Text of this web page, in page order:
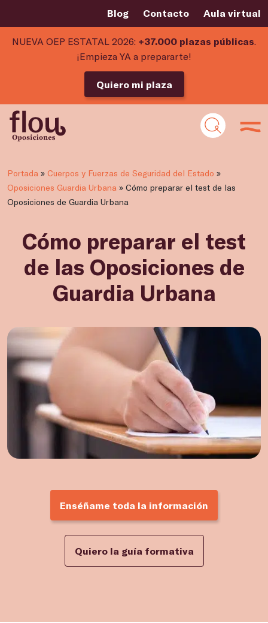
Blog Contacto Aula virtual
NUEVA OEP ESTATAL 2026: +37.000 plazas públicas.
¡Empieza YA a prepararte!
Quiero mi plaza
Portada » Cuerpos y Fuerzas de Seguridad del Estado »
Oposiciones Guardia Urbana » Cómo preparar el test de las
Oposiciones de Guardia Urbana
Cómo preparar el test
de las Oposiciones de
Guardia Urbana
Enséñame toda la información
Quiero la guía formativa